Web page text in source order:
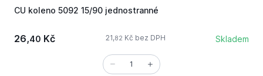
CU koleno 5092 15/90 jednostranné
26,40 Kč 21,82 Kč bez DPH Skladem